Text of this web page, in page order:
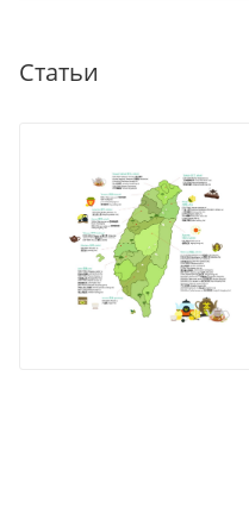
Статьи